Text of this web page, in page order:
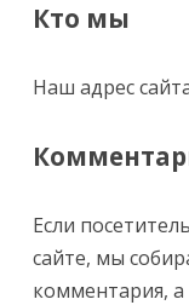
Кто мы
Наш адрес
Если
сайте, мы
комментария, а